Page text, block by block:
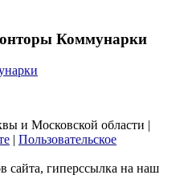
Коммунарки
и Московской области |
| Пользовательское
сайта, гиперссылка на наш